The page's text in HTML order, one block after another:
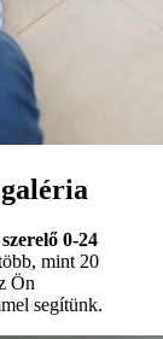
0-24
mint 20
Ön
segítünk.